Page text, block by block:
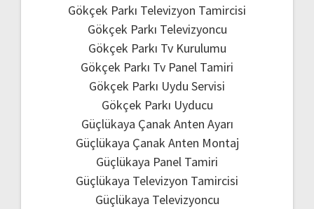
Gökçek Parkı Televizyon Tamircisi
Gökçek Parkı Televizyoncu
Gökçek Parkı Tv Kurulumu
Gökçek Parkı Tv Panel Tamiri
Gökçek Parkı Uydu Servisi
Gökçek Parkı Uyducu
Güçlükaya Çanak Anten Ayarı
Güçlükaya Çanak Anten Montaj
Güçlükaya Panel Tamiri
Güçlükaya Televizyon Tamircisi
Güçlükaya Televizyoncu